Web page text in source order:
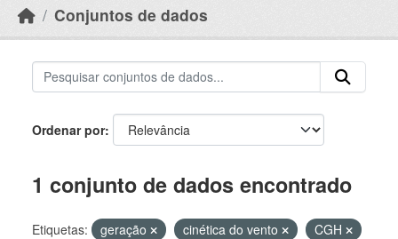
Conjuntos de dados
Ordenar por
1 conjunto de dados encontrado
Etiquetas: geração cinética do vento
CGH